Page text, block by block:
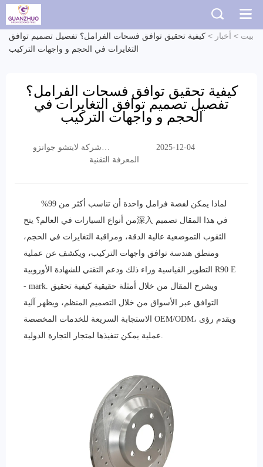
بيت > أخبار > كيفية تحقيق توافق فسحات الفرامل؟ تفصيل تصميم توافق
التغايرات في الحجم و واجهات التركيب
كيفية تحقيق توافق فسحات الفرامل؟
تفصيل تصميم توافق التغايرات في
الحجم و واجهات التركيب
شركة لايتشو جوانزو
التجارية المحدودة
2025-12-04
المعرفة التقنية
لماذا يمكن لفصة فرامل واحدة أن تناسب أكثر من 99%
من أنواع السيارات في العالم؟ يتح深入 في هذا المقال تصميم
الثقوب التموضعية عالية الدقة، ومراقبة التغايرات في الحجم،
ومنطق هندسة توافق واجهات التركيب، ويكشف عن عملية
التطوير القياسية وراء ذلك ودعم التقني للشهادة الأوروبية R90 E
- mark. ويشرح المقال من خلال أمثلة حقيقية كيفية تحقيق
التوافق عبر الأسواق من خلال التصميم المنظم، ويظهر آلية
الاستجابة السريعة للخدمات المخصصة OEM/ODM، ويقدم رؤى
عملية يمكن تنفيذها لمتجار التجارة الدولية.